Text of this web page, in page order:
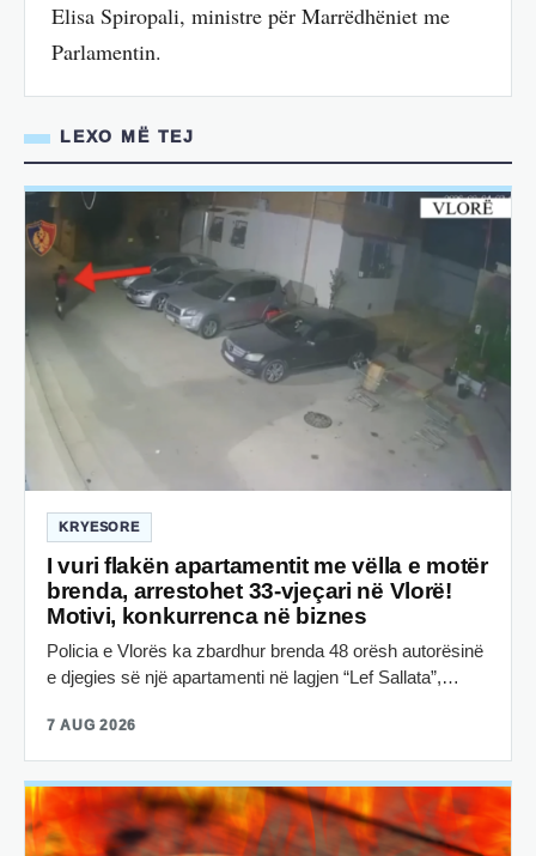
Elisa Spiropali, ministre për Marrëdhëniet me
Parlamentin.
LEXO MË TEJ
KRYESORE
I vuri flakën apartamentit me vëlla e motër
brenda, arrestohet 33-vjeçari në Vlorë!
Motivi, konkurrenca në biznes
Policia e Vlorës ka zbardhur brenda 48 orësh autorësinë
e djegies së një apartamenti në lagjen “Lef Sallata”,…
7 AUG 2026